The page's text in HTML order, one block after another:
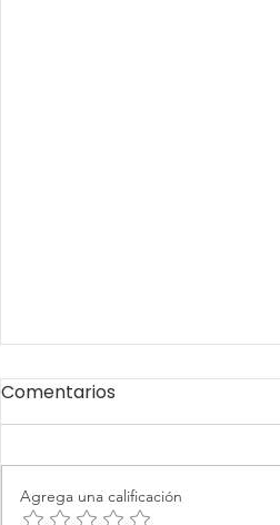
Comentarios
Agrega una calificación